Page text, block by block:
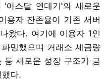
아스달 연대기'의 새로운
용자 잔존율이 기존 서버
왔다. 여기에 이용자 1인
밍했으며 거래소 세금량
등 새로운 성장 구조가 긍
다.